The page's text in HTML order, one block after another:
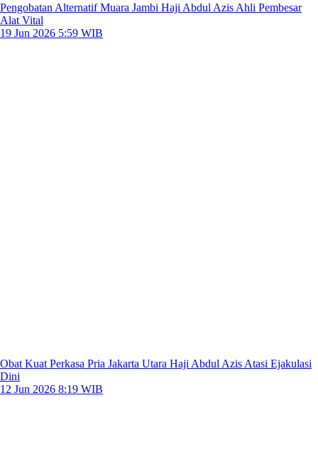
Pengobatan Alternatif Muara Jambi Haji Abdul Azis Ahli Pembesar
Alat Vital
19 Jun 2026 5:59 WIB
Obat Kuat Perkasa Pria Jakarta Utara Haji Abdul Azis Atasi Ejakulasi
Dini
12 Jun 2026 8:19 WIB